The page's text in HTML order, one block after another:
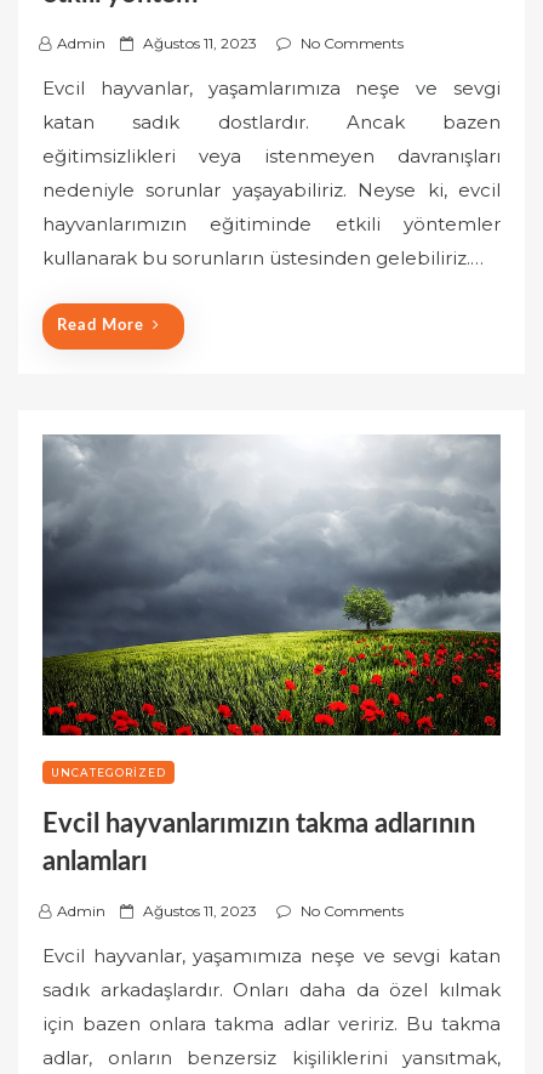
Admin
P
s
t
e
d
o
Ağustos 11, 2023 No Comments
Evcil hayvanlar, yaşamlarımıza neşe ve sevgi
katan sadık dostlardır. Ancak bazen
eğitimsizlikleri veya istenmeyen davranışları
nedeniyle sorunlar yaşayabiliriz. Neyse ki, evcil
hayvanlarımızın eğitiminde etkili yöntemler
kullanarak bu sorunların üstesinden gelebiliriz.…
Read More
UNCATEGORIZED
Evcil hayvanlarımızın takma adlarının
anlamları
Admin
P
s
t
e
d
Ağustos 11, 2023 No Comments
Evcil hayvanlar, yaşamımıza neşe ve sevgi katan
sadık arkadaşlardır. Onları daha da özel kılmak
için bazen onlara takma adlar veririz. Bu takma
adlar, onların benzersiz kişiliklerini yansıtmak,